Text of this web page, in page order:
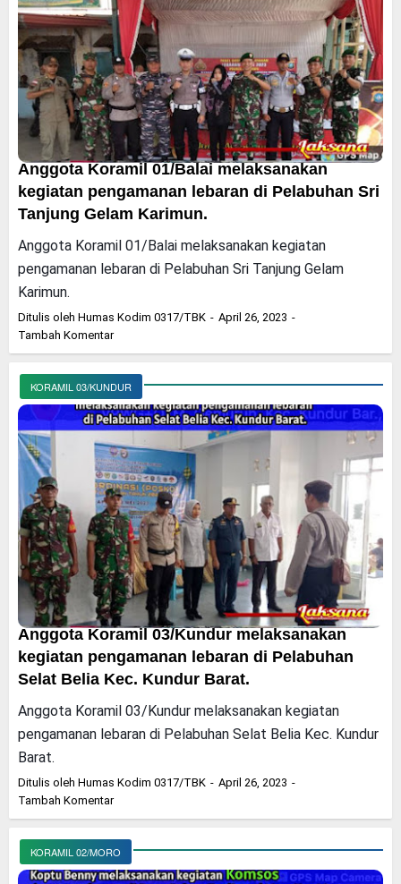
Anggota Koramil 01/Balai melaksanakan
kegiatan pengamanan lebaran di Pelabuhan Sri
Tanjung Gelam Karimun.
Anggota Koramil 01/Balai melaksanakan kegiatan
pengamanan lebaran di Pelabuhan Sri Tanjung Gelam
Karimun.
Ditulis oleh Humas Kodim 0317/TBK
April 26, 2023
Tambah Komentar
KORAMIL 03/KUNDUR
Anggota Koramil 03/Kundur melaksanakan
kegiatan pengamanan lebaran di Pelabuhan
Selat Belia Kec. Kundur Barat.
Anggota Koramil 03/Kundur melaksanakan kegiatan
pengamanan lebaran di Pelabuhan Selat Belia Kec. Kundur
Barat.
Ditulis oleh Humas Kodim 0317/TBK
April 26, 2023
Tambah Komentar
KORAMIL 02/MORO